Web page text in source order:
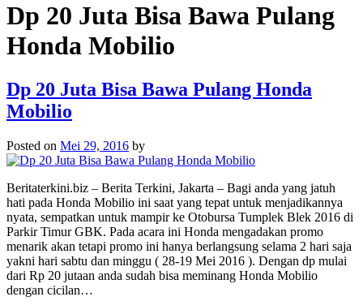
Dp 20 Juta Bisa Bawa Pulang
Honda Mobilio
Dp 20 Juta Bisa Bawa Pulang Honda
Mobilio
Posted on Mei 29, 2016 by
Beritaterkini.biz – Berita Terkini, Jakarta – Bagi anda yang jatuh
hati pada Honda Mobilio ini saat yang tepat untuk menjadikannya
nyata, sempatkan untuk mampir ke Otobursa Tumplek Blek 2016 di
Parkir Timur GBK. Pada acara ini Honda mengadakan promo
menarik akan tetapi promo ini hanya berlangsung selama 2 hari saja
yakni hari sabtu dan minggu ( 28-19 Mei 2016 ). Dengan dp mulai
dari Rp 20 jutaan anda sudah bisa meminang Honda Mobilio
dengan cicilan…